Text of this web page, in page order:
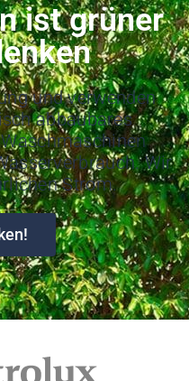
ist grüner
und verwenden
abbaubares
Wir
Strom.